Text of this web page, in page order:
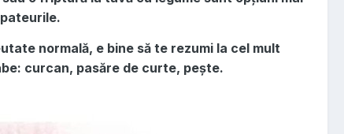
normală, e bine să te rezumi la cel mult
curcan, pasăre de curte, pește.